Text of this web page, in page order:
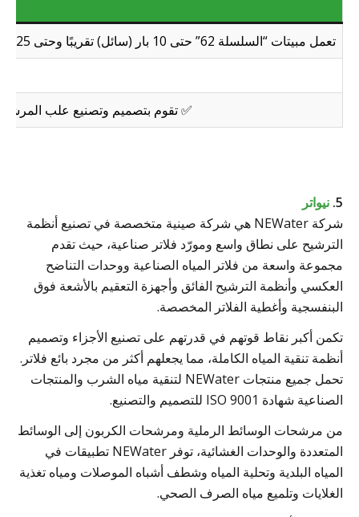
تعمل مبيتات “السلسلة 62” حتى 10 بار (سائل) تقريبًا وحتى 25 بار في بعض المبيتات غير القابلة للصدأ، وتتعامل مبيتات "السلسلة 59" حتى 400 بار للسوائل عالية اللزوجة.
✅ تقوم بتصميم وتصنيع علب
5. نيواتر
شركة NEWater هي شركة صينية متخصصة في تصنيع أنظمة
الترشيح على نطاق واسع ومورّد فلاتر صناعية، حيث تقدم
مجموعة واسعة من فلاتر المياه الصناعية ووحدات التناضح
العكسي وأنظمة الترشيح الفائق وأجهزة التعقيم بالأشعة فوق
البنفسجية وأغطية الفلاتر المخصصة.
تكمن أكبر نقاط قوتهم في قدرتهم على تصنيع الأجزاء وتصميم
أنظمة تنقية المياه الكاملة، مما يجعلهم أكثر من مجرد بائع فلاتر.
تحمل جميع منتجات NEWater لتنقية مياه الشرب والمنتجات
الصناعية شهادة ISO 9001 للتصميم والتصنيع.
من مرشحات الوسائط الرملية ومرشحات الكربون إلى الوسائط
المتعددة والوحدات الغشائية، توفر NEWater تطبيقات في
المياه البلدية وتحلية المياه وشطف أشباه الموصلات ومياه تغذية
الغلايات وتلميع مياه الصرف الصحي.